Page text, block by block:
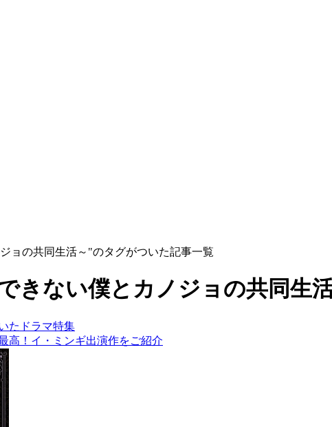
ョの共同生活～"のタグがついた記事一覧
きない僕とカノジョの共同生
たドラマ特集
高！イ・ミンギ出演作をご紹介